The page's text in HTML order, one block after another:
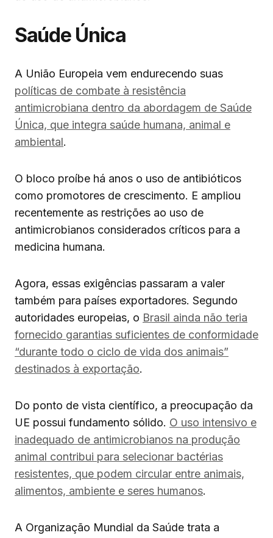
Saúde Única
A União Europeia vem endurecendo suas
políticas de combate à resistência
antimicrobiana dentro da abordagem de Saúde
Única, que integra saúde humana, animal e
ambiental.
O bloco proíbe há anos o uso de antibióticos
como promotores de crescimento. E ampliou
recentemente as restrições ao uso de
antimicrobianos considerados críticos para a
medicina humana.
Agora, essas exigências passaram a valer
também para países exportadores. Segundo
autoridades europeias, o Brasil ainda não teria
fornecido garantias suficientes de conformidade
“durante todo o ciclo de vida dos animais”
destinados à exportação.
Do ponto de vista científico, a preocupação da
UE possui fundamento sólido. O uso intensivo e
inadequado de antimicrobianos na produção
animal contribui para selecionar bactérias
resistentes, que podem circular entre animais,
alimentos, ambiente e seres humanos.
A Organização Mundial da Saúde trata a